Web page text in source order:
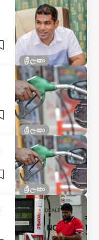
ශ්‍රී ලංකා
ශ්‍රී ලංකා
ශ්‍රී ලංකා